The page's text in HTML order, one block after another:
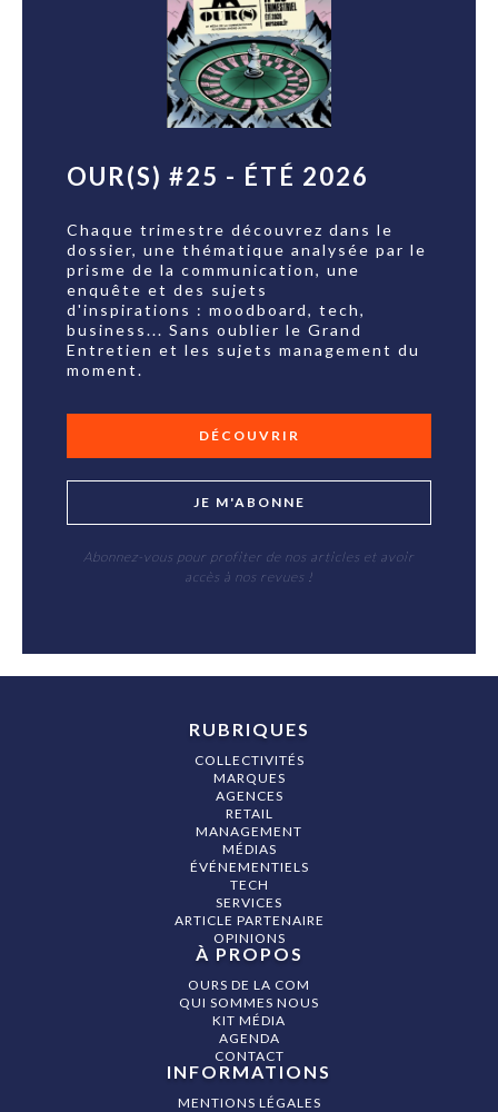
OUR(S) #25 - ÉTÉ 2026
Chaque trimestre découvrez dans le
dossier, une thématique analysée par le
prisme de la communication, une
enquête et des sujets
d'inspirations : moodboard, tech,
business... Sans oublier le Grand
Entretien et les sujets management du
moment.
DÉCOUVRIR
JE M'ABONNE
Abonnez-vous pour profiter de nos articles et avoir
accès à nos revues !
RUBRIQUES
COLLECTIVITÉS
MARQUES
AGENCES
RETAIL
MANAGEMENT
MÉDIAS
ÉVÉNEMENTIELS
TECH
SERVICES
ARTICLE PARTENAIRE
OPINIONS
À PROPOS
OURS DE LA COM
QUI SOMMES NOUS
KIT MÉDIA
AGENDA
CONTACT
INFORMATIONS
MENTIONS LÉGALES